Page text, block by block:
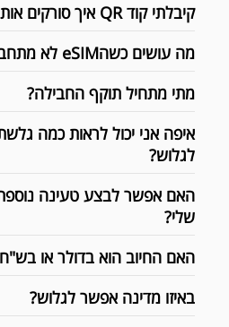
קיבלתי קוד QR איך סורקים אותו למכשיר?
מה עושים כשהeSIM לא מתחבר?
מתי מתחיל תוקף החבילה?
איפה אני יכול לראות כמה
לגלוש?
שלי?
האם החיוב הוא בדולר או
באיזו מדינה אפשר לגלוש?